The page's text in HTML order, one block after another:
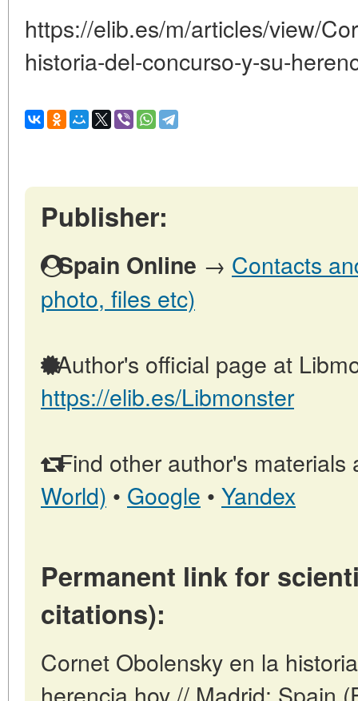
https://elib.es/m/articles/view/
historia-del-concurso-y-su-
Publisher:
Spain Online → Contacts
photo, files etc)
Author's official page at
https://elib.es/Libmonster
Find other author's materials
World) • Google • Yandex
Permanent link for
citations):
Cornet Obolensky en la
herencia hoy // Madrid: Spain